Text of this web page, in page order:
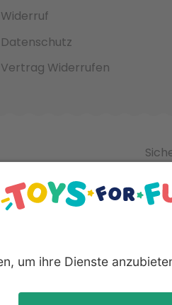
Widerruf
Datenschutz
Vertrag Widerrufen
und Logos sind